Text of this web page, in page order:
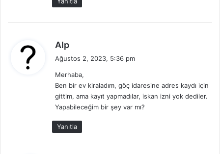
Alp
i
k
i
:
Ağustos 2, 2023, 5:36 pm
Merhaba,
Ben bir ev kiraladım, göç idaresine adres kaydı için
gittim, ama kayıt yapmadılar, iskan izni yok dediler.
Yapabileceğim bir şey var mı?
Yanıtla